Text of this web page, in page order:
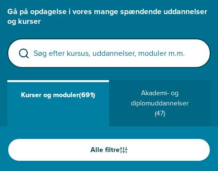
Gå på opdagelse i vores mange spændende uddannelser
og kurser
Søg efter kursus, uddannelser, moduler m.m.
Kurser og moduler(691)
Akademi- og
diplomuddannelser
(47)
Alle filtre